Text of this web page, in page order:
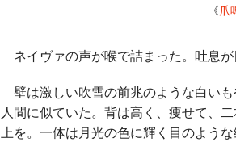
《爪
ネイヴァの声が喉で詰まった。吐息が
壁は激しい吹雪の前兆のような白い
人間に似ていた。背は高く、痩せて、
上を。一体は月光の色に輝く目のよう